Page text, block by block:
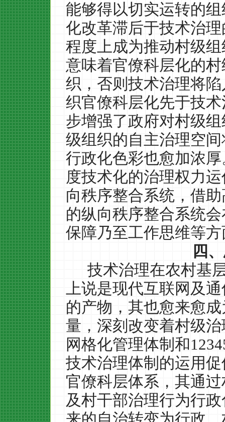
能够得以切实运转的
化改革滞后于技术治
程度上成为推动村级
意味着官僚科层化的
织，否则技术治理将
织官僚科层化先于技
步增强了政府对村级
级组织的自主治理空
行政化色彩也愈加浓
度技术化的治理权力
向秩序整合系统，借
的纵向秩序整合系统
保障乃至工作思维等
四
技术治理在农村基
上说是现代互联网及
的产物，其也愈来愈
量，深刻改变着村级
网格化管理体制和
技术治理体制的运用
官僚科层体系，其通
及村干部治理行为行